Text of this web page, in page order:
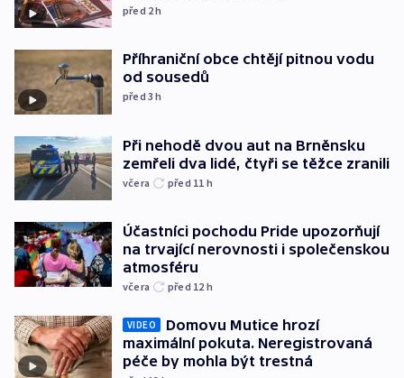
před 2h
Příhraniční obce chtějí pitnou vodu
od sousedů
před 3h
Při nehodě dvou aut na Brněnsku
zemřeli dva lidé, čtyři se těžce zranili
včera před 11 h
Účastníci pochodu Pride upozorňují
na trvající nerovnosti i společenskou
atmosféru
včera před 12 h
VIDEO
Domovu Mutice hrozí
maximální pokuta. Neregistrovaná
péče by mohla být trestná